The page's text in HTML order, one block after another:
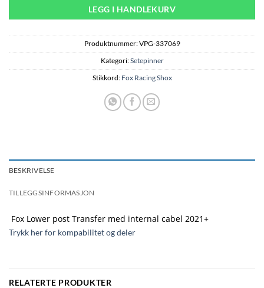
LEGG I HANDLEKURV
Produktnummer:VPG-337069
Kategori:Setepinner
Stikkord: Fox Racing Shox
BESKRIVELSE
TILLEGGSINFORMASJON
Fox Lower post Transfer med internal cabel 2021+
Trykk her for kompabilitet og deler
RELATERTE PRODUKTER